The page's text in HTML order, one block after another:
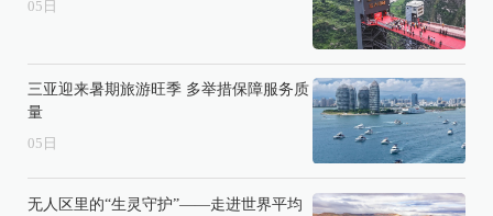
05 日
三亚迎来暑期旅游旺季 多举措保障服务质
量
05 日
无人区里的“生灵守护”——走进世界平均